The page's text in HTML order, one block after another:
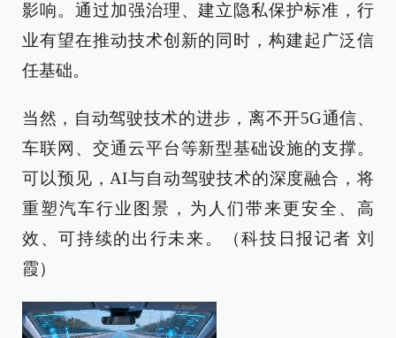
影响。通过加强治理、建立隐私保护标准，行
业有望在推动技术创新的同时，构建起广泛信
任基础。
当然，自动驾驶技术的进步，离不开5G通信、
车联网、交通云平台等新型基础设施的支撑。
可以预见，AI与自动驾驶技术的深度融合，将
重塑汽车行业图景，为人们带来更安全、高
效、可持续的出行未来。（科技日报记者 刘
霞）